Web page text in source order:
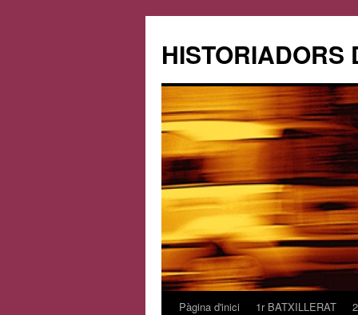
HISTORIADORS
VésPàgina d'inici 1r BATXILLERAT